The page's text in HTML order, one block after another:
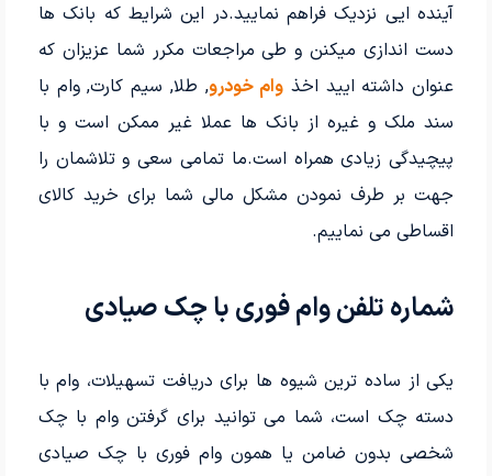
آینده ایی نزدیک فراهم نمایید.در این شرایط که بانک ها
دست اندازی میکنن و طی مراجعات مکرر شما عزیزان که
عنوان داشته ایید اخذوام خودرو, طلا, سیم کارت, وام با
سند ملک و غیره از بانک ها عملا غیر ممکن است و با
پیچیدگی زیادی همراه است.ما تمامی سعی و تلاشمان را
جهت بر طرف نمودن مشکل مالی شما برای خرید کالای
اقساطی می نماییم.
شماره تلفن وام فوری با چک صیادی
یکی از ساده ترین شیوه ها برای دریافت تسهیلات، وام با
دسته چک است، شما می توانید برای گرفتن وام با چک
شخصی بدون ضامن یا همون وام فوری با چک صیادی